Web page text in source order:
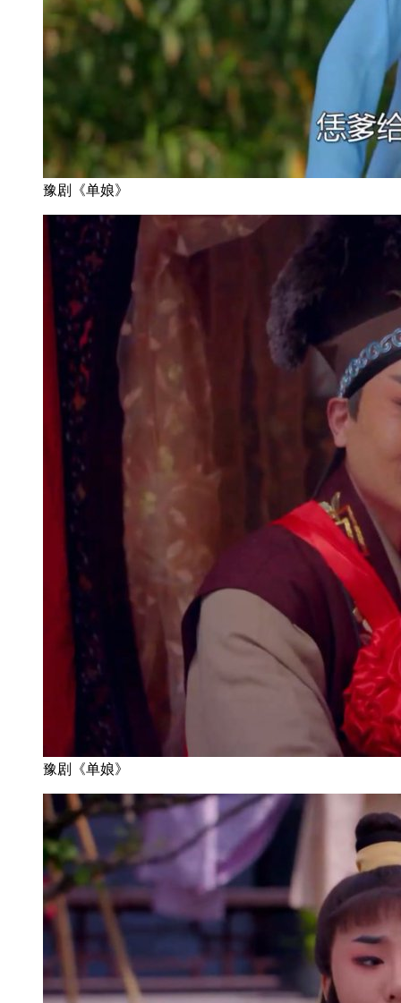
豫剧《单娘》
豫剧《单娘》